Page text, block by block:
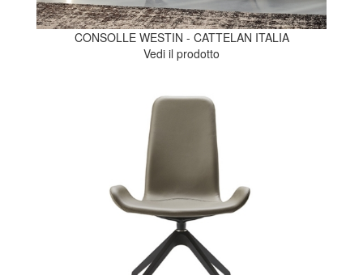
CONSOLLE WESTIN - CATTELAN ITALIA
Vedi il prodotto